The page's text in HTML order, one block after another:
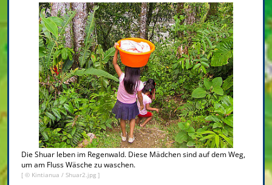
Die Shuar leben im Regenwald. Diese Mädchen sind auf dem Weg,
um am Fluss Wäsche zu waschen.
[ © Kintianua / Shuar2.jpg ]